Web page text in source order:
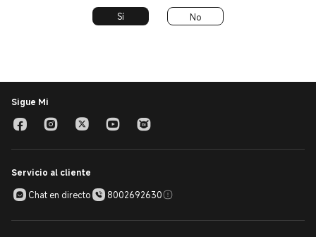
Sí No
Sigue Mi
Servicio al cliente
Chat en directo
8002692630